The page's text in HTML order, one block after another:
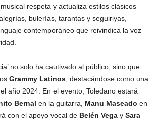
respeta y actualiza estilos clásicos
bulerías, tarantas y seguiriyas,
contemporáneo que reivindica la voz
no solo ha cautivado al público, sino que
Grammy Latinos , destacándose como una
año 2024. En el evento, Toledano estará
Bernal en la guitarra, Manu Maseado en
con el apoyo vocal de Belén Vega y Sara